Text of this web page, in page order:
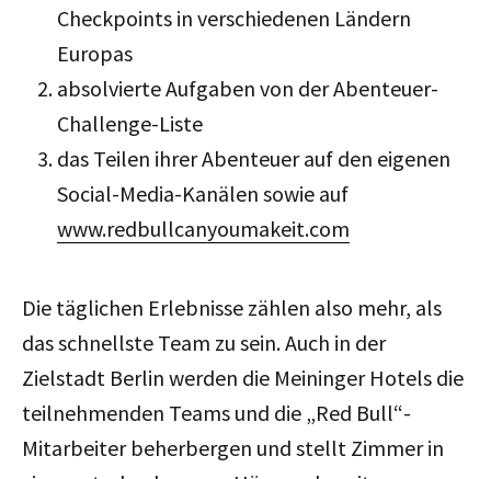
Checkpoints in verschiedenen Ländern
Europas
absolvierte Aufgaben von der Abenteuer-
Challenge-Liste
das Teilen ihrer Abenteuer auf den eigenen
Social-Media-Kanälen sowie auf
www.redbullcanyoumakeit.com
Die täglichen Erlebnisse zählen also mehr, als
das schnellste Team zu sein. Auch in der
Zielstadt Berlin werden die Meininger Hotels die
teilnehmenden Teams und die „Red Bull“-
Mitarbeiter beherbergen und stellt Zimmer in